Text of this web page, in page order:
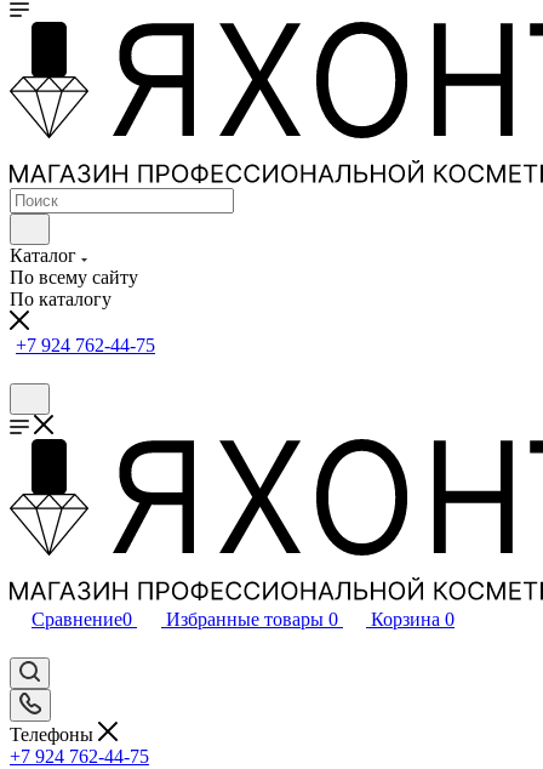
Каталог
По всему сайту
По каталогу
+7 924 762-44-75
Сравнение0 Избранные товары 0 Корзина 0
Телефоны
+7 924 762-44-75